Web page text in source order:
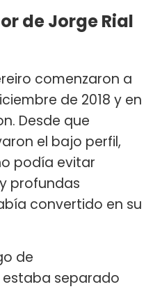
de Jorge Rial
comenzaron a
de 2018 y en
Desde que
el bajo perfil,
podía evitar
profundas
convertido en su
de
separado